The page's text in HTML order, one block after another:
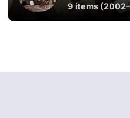
9 ítems